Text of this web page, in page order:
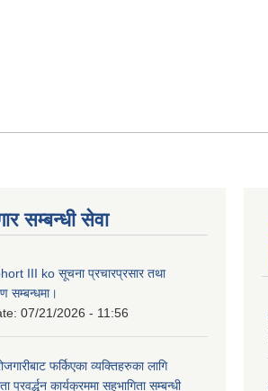
सम्बन्धी सेवा
III ko सूचना प्रचारप्रसार तथा
सम्बन्धमा।
07/21/2026 - 11:56
फर्किएका व्यक्तिहरुका लागि
प्रवर्द्धन कार्यक्रममा सहभागिता सम्बन्धी